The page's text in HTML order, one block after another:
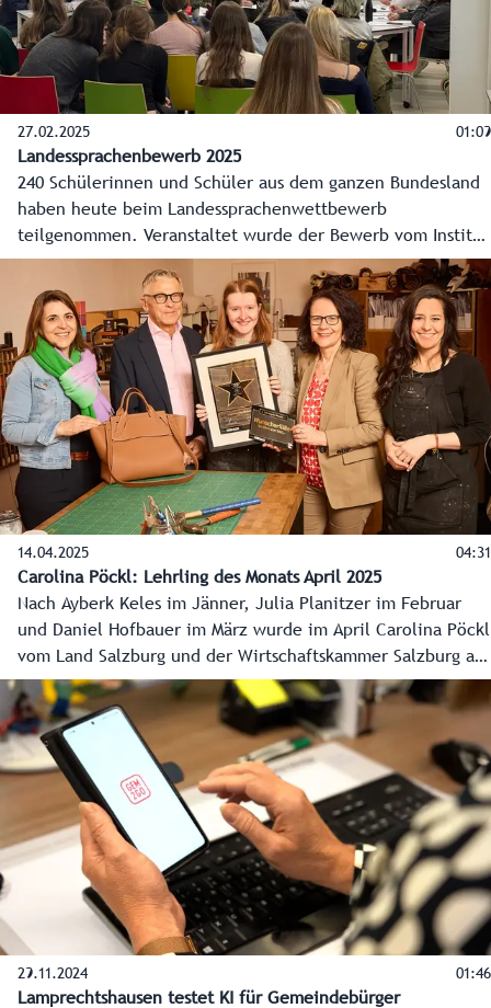
27.02.2025 01:09
Landessprachenbewerb 2025
240 Schülerinnen und Schüler aus dem ganzen Bundesland
haben heute beim Landessprachenwettbewerb
teilgenommen. Veranstaltet wurde der Bewerb vom Institut
der Regionen Europas. Die Schüler aus 27 Schulen haben
sich in Englisch, Französisch, Italienisch, Russisch und
Spanisch verschiedenen Aufgaben gestellt.
14.04.2025 04:31
Carolina Pöckl: Lehrling des Monats April 2025
Nach Ayberk Keles im Jänner, Julia Planitzer im Februar
und Daniel Hofbauer im März wurde im April Carolina Pöckl
vom Land Salzburg und der Wirtschaftskammer Salzburg als
„Lehrling des Monats“ ausgezeichnet. Die junge
Faistenauerin absolviert derzeit eine Ausbildung zur
Sattlerin in der Stadt Salzburg.
29.11.2024 01:46
Lamprechtshausen testet KI für Gemeindebürger